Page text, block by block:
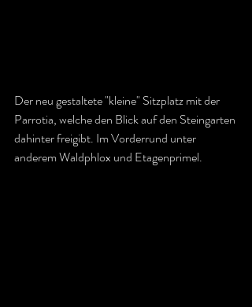
Der neu gestaltete "kleine" Sitzplatz mit der
Parrotia, welche den Blick auf den Steingarten
dahinter freigibt. Im Vorderrund unter
anderem Waldphlox und Etagenprimel.